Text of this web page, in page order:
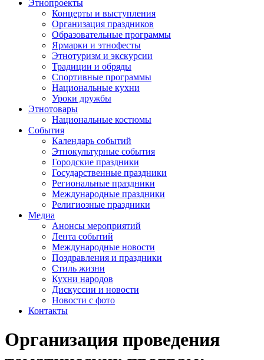
Этнопроекты
Концерты и выступления
Организация праздников
Образовательные программы
Ярмарки и этнофесты
Этнотуризм и экскурсии
Традиции и обряды
Спортивные программы
Национальные кухни
Уроки дружбы
Этнотовары
Национальные костюмы
События
Календарь событий
Этнокультурные события
Городские праздники
Государственные праздники
Региональные праздники
Международные праздники
Религиозные праздники
Медиа
Анонсы мероприятий
Лента событий
Международные новости
Поздравления и праздники
Cтиль жизни
Кухни народов
Дискуссии и новости
Новости с фото
Контакты
Организация проведения